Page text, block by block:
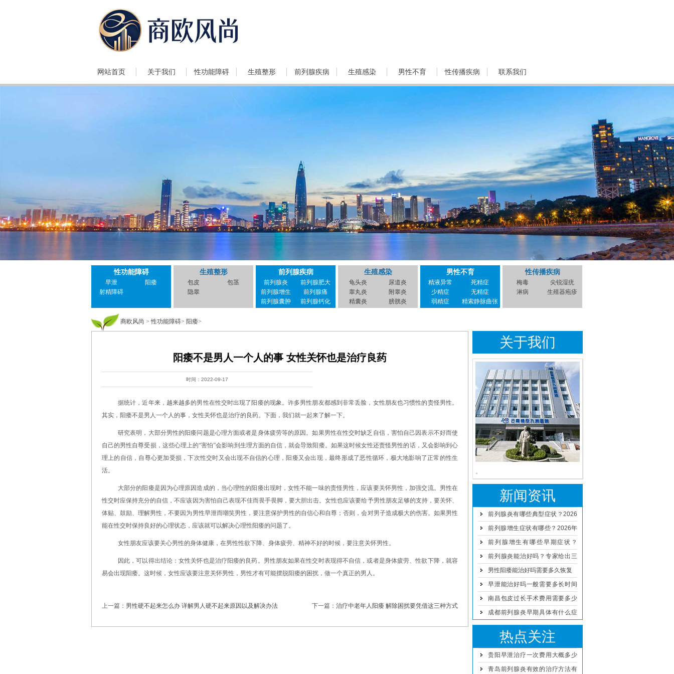
网站首页 关于我们 性功能障碍 生殖整形 前列腺疾病 生殖感染 男性不育 性传播疾病 联系我们
性功能障碍
早泄
阳痿
射精障碍
生殖整形
包皮
包茎
隐睾
前列腺疾病
前列腺炎
前列腺肥大
前列腺增生
前列腺痛
前列腺囊肿
前列腺钙化
生殖感染
龟头炎
尿道炎
睾丸炎
附睾炎
精囊炎
膀胱炎
男性不育
精液异常
死精症
少精症
无精症
弱精症
精索静脉曲张
性传播疾病
梅毒
尖锐湿疣
淋病
生殖器疱疹
商欧风尚 >性功能障碍> 阳痿>
阳痿不是男人一个人的事 女性关怀也是治疗良药
时间：2022-09-17
据统计，近年来，越来越多的男性在性交时出现了阳痿的现象。许多男性朋友都感到非常丢脸，女性朋友也习惯性的责怪男性。
其实，阳痿不是男人一个人的事，女性关怀也是治疗的良药。下面，我们就一起来了解一下。
研究表明，大部分男性的阳痿问题是心理方面或者是身体疲劳等的原因。如果男性在性交时缺乏自信，害怕自己因表示不好而使
自己的男性自尊受损，这些心理上的“害怕”会影响到生理方面的自信，就会导致阳痿。如果这时候女性还责怪男性的话，又会影响到心
理上的自信，自尊心更加受损，下次性交时又会出现不自信的心理，阳痿又会出现，最终形成了恶性循环，极大地影响了正常的性生
活。
大部分的阳痿是因为心理原因造成的，当心理性的阳痿出现时，女性不能一味的责怪男性，应该要关怀男性，加强交流。男性在
性交时应保持充分的自信，不应该因为害怕自己表现不佳而畏手畏脚，要大胆出击。女性也应该要给予男性朋友足够的支持，要关怀、
体贴、鼓励、理解男性，不要因为男性早泄而嘲笑男性，要注意保护男性的自信心和自尊；否则，会对男子造成极大的伤害。如果男性
能在性交时保持良好的心理状态，应该就可以解决心理性阳痿的问题了。
女性朋友应该要关心男性的身体健康，在男性性欲下降、身体疲劳、精神不好的时候，要注意关怀男性。
因此，可以得出结论：女性关怀也是治疗阳痿的良药。男性朋友如果在性交时表现得不自信，或者是身体疲劳、性欲下降，就容
易会出现阳痿。这时候，女性应该要注意关怀男性，男性才有可能摆脱阳痿的困扰，做一个真正的男人。
上一篇： 男性硬不起来怎么办 详解男人硬不起来原因以及解决办法 下一篇： 治疗中老年人阳痿 解除困扰要凭借这三种方式
关于我们
。
新闻资讯
前列腺炎有哪些典型症状？2026
年男科专家解读治疗与预防方案
前列腺增生症状有哪些？2026年
男性日常预防与治疗方法详解
前列腺增生有哪些早期症状？
2026年科学治疗与日常护理方法
前列腺炎能治好吗？专家给出三
点建议男性阳痿能治好吗需要多久恢复
早泄能治好吗一般需要多长时间
恢复南昌包皮过长手术费用需要多少
钱
成都前列腺炎早期具体有什么症
状
热点关注
贵阳早泄治疗一次费用大概多少
钱
青岛前列腺炎有效的治疗方法有